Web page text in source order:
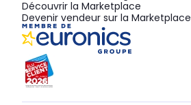
Découvrir la Marketplace
Devenir vendeur sur la Marketplace